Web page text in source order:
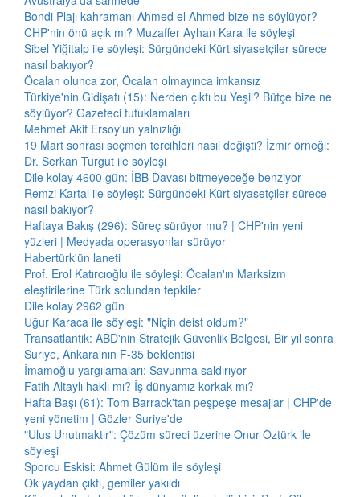
Bondi Plajı kahramanı Ahmed el Ahmed bize ne söylüyor?
CHP'nin önü açık mı? Muzaffer Ayhan Kara ile söyleşi
Sibel Yiğitalp ile söyleşi: Sürgündeki Kürt siyasetçiler sürece
nasıl bakıyor?
Öcalan olunca zor, Öcalan olmayınca imkansız
Türkiye'nin Gidişatı (15): Nerden çıktı bu Yeşil? Bütçe bize ne
söylüyor? Gazeteci tutuklamaları
Mehmet Akif Ersoy'un yalnızlığı
19 Mart sonrası seçmen tercihleri nasıl değişti? İzmir örneği:
Dr. Serkan Turgut ile söyleşi
Dile kolay 4600 gün: İBB Davası bitmeyeceğe benziyor
Remzi Kartal ile söyleşi: Sürgündeki Kürt siyasetçiler sürece
nasıl bakıyor?
Haftaya Bakış (296): Süreç sürüyor mu? | CHP'nin yeni
yüzleri | Medyada operasyonlar sürüyor
Habertürk'ün laneti
Prof. Erol Katırcıoğlu ile söyleşi: Öcalan'ın Marksizm
eleştirilerine Türk solundan tepkiler
Dile kolay 2962 gün
Uğur Karaca ile söyleşi: "Niçin deist oldum?"
Transatlantik: ABD'nin Stratejik Güvenlik Belgesi, Bir yıl sonra
Suriye, Ankara'nın F-35 beklentisi
İmamoğlu yargılamaları: Savunma saldırıyor
Fatih Altaylı haklı mı? İş dünyamız korkak mı?
Hafta Başı (61): Tom Barrack'tan peşpeşe mesajlar | CHP'de
yeni yönetim | Gözler Suriye'de
"Ulus Unutmaktır": Çözüm süreci üzerine Onur Öztürk ile
söyleşi
Sporcu Eskisi: Ahmet Gülüm ile söyleşi
Ok yaydan çıktı, gemiler yakıldı